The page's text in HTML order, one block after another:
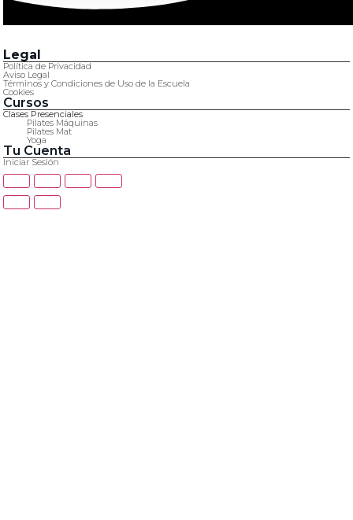
Legal
Política de Privacidad
Aviso Legal
Términos y Condiciones de Uso de la Escuela
Cookies
Cursos
Clases Presenciales
Pilates Máquinas
Pilates Mat
Yoga
Tu Cuenta
Iniciar Sesión